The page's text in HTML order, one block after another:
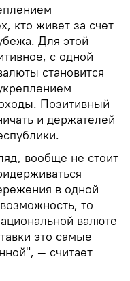
кто живет за счет
Для этой
с одной
становится
Позитивный
и держателей
вообще не стоит
в одной
то
валюте
это самые
— считает